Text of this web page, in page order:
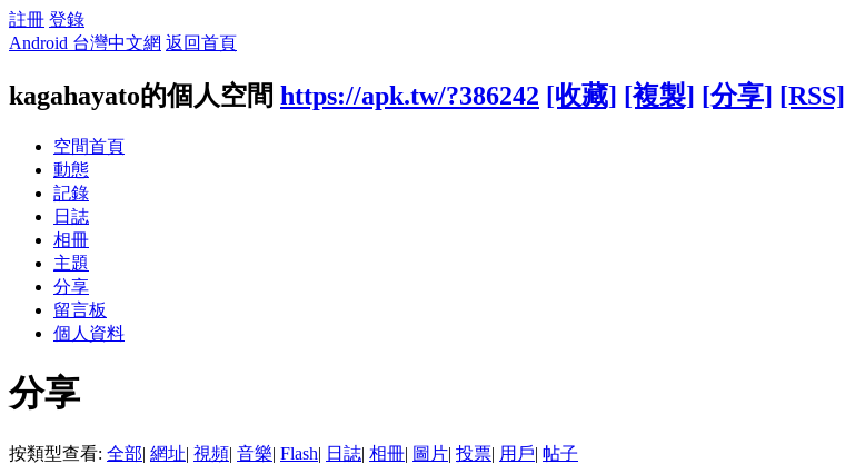
註冊 登錄
Android 台灣中文網 返回首頁
kagahayato的個人空間 https://apk.tw/?386242 [收藏] [複製] [分享] [RSS]
空間首頁
動態
記錄
日誌
相冊
主題
分享
留言板
個人資料
分享
按類型查看: 全部| 網址| 視頻| 音樂| Flash| 日誌| 相冊| 圖片| 投票| 用戶| 帖子